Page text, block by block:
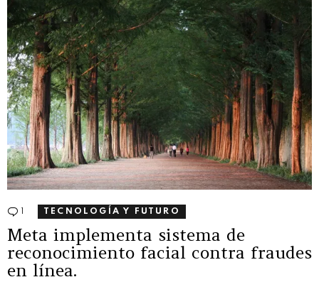
Comentario
TECNOLOGÍA Y FUTURO
Meta implementa sistema de
reconocimiento facial contra fraudes
en línea.